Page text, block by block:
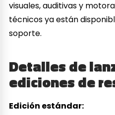
visuales, auditivas y
técnicos ya están
soporte.
Detalles de
ediciones de
Edición estándar: